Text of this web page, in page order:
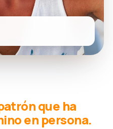
que ha
en persona.